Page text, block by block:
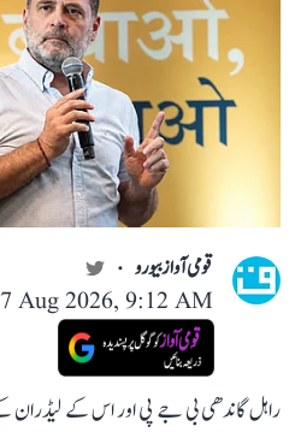
قومی آواز بیورو
Aug 2026, 9:12 AM
راہل گاندھی بی جے پی اور اس کے لیڈران